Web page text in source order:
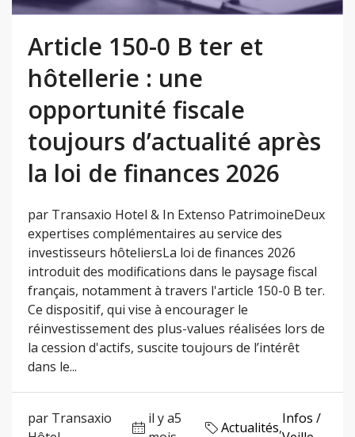
Article 150-0 B ter et
hôtellerie : une
opportunité fiscale
toujours d’actualité après
la loi de finances 2026
par Transaxio Hotel & In Extenso PatrimoineDeux
expertises complémentaires au service des
investisseurs hôteliersLa loi de finances 2026
introduit des modifications dans le paysage fiscal
français, notamment à travers l'article 150-0 B ter.
Ce dispositif, qui vise à encourager le
réinvestissement des plus-values réalisées lors de
la cession d'actifs, suscite toujours de l’intérêt
dans le...
par Transaxio
il y a5
Actualités,
Infos /